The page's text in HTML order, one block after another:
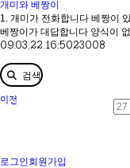
개미와 베짱이
1. 개미가 전화합니다 베짱이
베짱이가 대답합니다 양식이
09.03.22. 16:5023008
검색
이전
로그인회원가입